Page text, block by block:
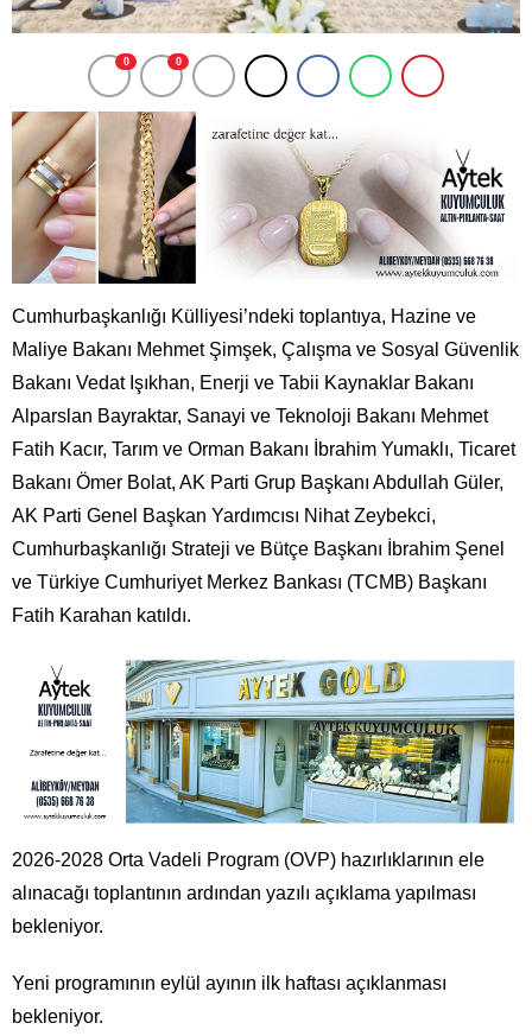
0 0
Cumhurbaşkanlığı Külliyesi’ndeki toplantıya, Hazine ve
Maliye Bakanı Mehmet Şimşek, Çalışma ve Sosyal Güvenlik
Bakanı Vedat Işıkhan, Enerji ve Tabii Kaynaklar Bakanı
Alparslan Bayraktar, Sanayi ve Teknoloji Bakanı Mehmet
Fatih Kacır, Tarım ve Orman Bakanı İbrahim Yumaklı, Ticaret
Bakanı Ömer Bolat, AK Parti Grup Başkanı Abdullah Güler,
AK Parti Genel Başkan Yardımcısı Nihat Zeybekci,
Cumhurbaşkanlığı Strateji ve Bütçe Başkanı İbrahim Şenel
ve Türkiye Cumhuriyet Merkez Bankası (TCMB) Başkanı
Fatih Karahan katıldı.
2026-2028 Orta Vadeli Program (OVP) hazırlıklarının ele
alınacağı toplantının ardından yazılı açıklama yapılması
bekleniyor.
Yeni programının eylül ayının ilk haftası açıklanması
bekleniyor.